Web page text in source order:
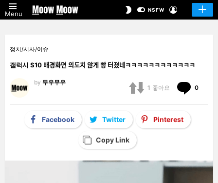
Menu
SWITCHNSFW
정치/시사/이슈
갤럭시 S10 배경화면 의도치 않게 빵 터졌네ㅋㅋㅋㅋㅋㅋㅋㅋㅋㅋㅋㅋ
by 무우무우
1 좋아요 0
Facebook Twitter Pinterest
Copy Link